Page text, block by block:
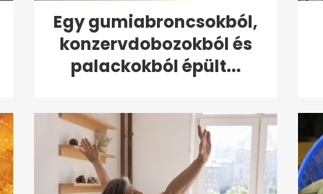
Egy gumiabroncsokból,
konzervdobozokból és
palackokból épült...